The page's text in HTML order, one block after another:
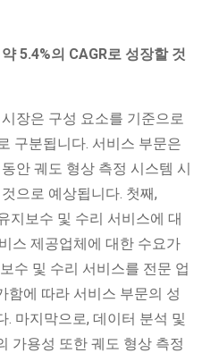
5.4%의 CAGR로 성장할 것
장은 구성 요소를 기준으로
구분됩니다. 서비스 부문은
안 궤도 형상 측정 시스템 시
으로 예상됩니다. 첫째,
지보수 및 수리 서비스에 대
스 제공업체에 대한 수요가
수 및 수리 서비스를 전문 업
함에 따라 서비스 부문의 성
마지막으로, 데이터 분석 및
가용성 또한 궤도 형상 측정